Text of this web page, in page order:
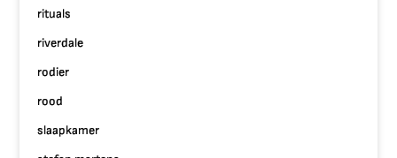
rituals
riverdale
rodier
rood
slaapkamer